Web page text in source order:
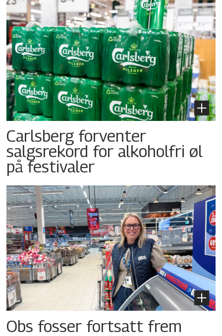
Carlsberg forventer
salgsrekord for alkoholfri øl
på festivaler
Obs fosser fortsatt frem